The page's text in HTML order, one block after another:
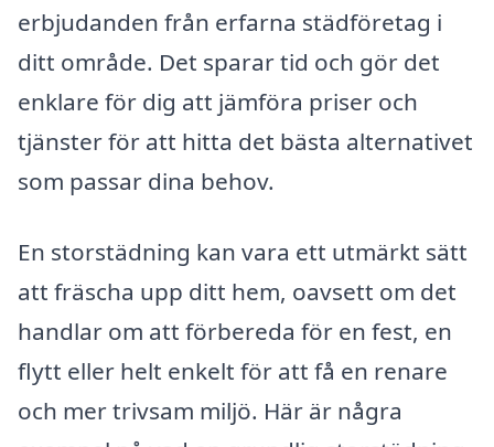
erbjudanden från erfarna städföretag i
ditt område. Det sparar tid och gör det
enklare för dig att jämföra priser och
tjänster för att hitta det bästa alternativet
som passar dina behov.
En storstädning kan vara ett utmärkt sätt
att fräscha upp ditt hem, oavsett om det
handlar om att förbereda för en fest, en
flytt eller helt enkelt för att få en renare
och mer trivsam miljö. Här är några